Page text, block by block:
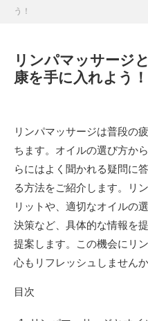
う！
リンパマッサージ
康を手に入れよう！
リンパマッサージは普段の
ちます。オイルの選び方か
らにはよく聞かれる疑問に
る方法をご紹介します。リ
リットや、適切なオイルの
決策など、具体的な情報を
提案します。この機会にリ
心もリフレッシュしませんか
目次